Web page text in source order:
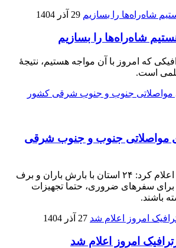
29 آذر 1404
شاه‌راه‌ها را بسازیم
که امروز با آن مواجه هستیم، نتیجۀ
است.
مواصلاتی جنوب و جنوب شرقی
رییس پلیس راه کشور اعلام کرد: ۲۴ استان با بارش باران و برف
برای سفرهای ضروری، حتما تجهیزات
باشند.
27 آذر 1404
امروز اعلام شد